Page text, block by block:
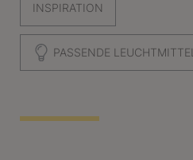
INSPIRATION
PASSENDE LEUCHTMITTEL